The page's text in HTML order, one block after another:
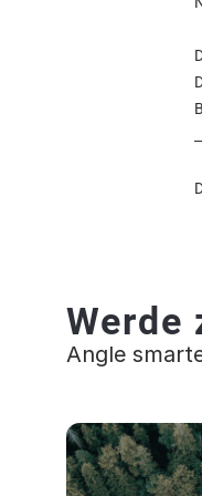
Werde
Angle